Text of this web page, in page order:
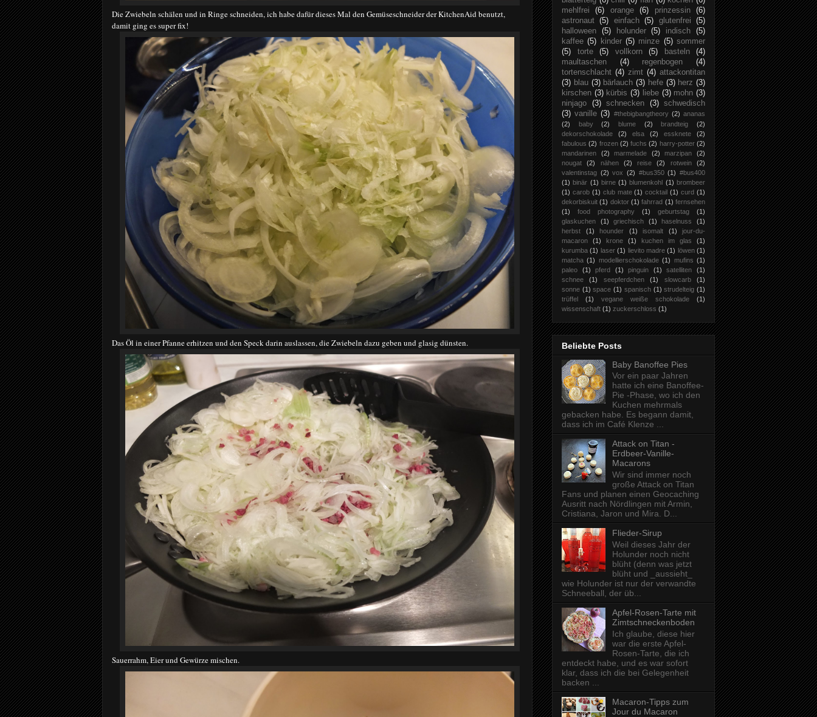
Die Zwiebeln schälen und in Ringe schneiden, ich habe dafür dieses Mal den Gemüseschneider der KitchenAid benutzt,
damit ging es super fix!
Das Öl in einer Pfanne erhitzen und den Speck darin auslassen, die Zwiebeln dazu geben und glasig dünsten.
Sauerrahm, Eier und Gewürze mischen.
mehlfrei
(6) orange (6) prinzessin
(6)
astronaut
(5) einfach (5) glutenfrei
(5)
halloween
(5) holunder (5) indisch
(5)
kaffee (5) kinder (5) minze (5) sommer
(5)
torte (5) vollkorn (5) basteln
(4)
maultaschen
(4) regenbogen
(4)
tortenschlacht (4) zimt (4) attackontitan
(3) blau (3) bärlauch (3) hefe (3) herz (3)
kirschen (3) kürbis (3) liebe (3) mohn (3)
ninjago
(3) schnecken (3)
schwedisch
(3) vanille (3) #thebigbangtheory (2) ananas
(2)
baby (2) blume (2) brandteig
(2)
dekorschokolade
(2) elsa (2) essknete
(2)
fabulous (2) frozen (2) fuchs (2) harry-potter (2)
mandarinen
(2) marmelade (2) marzipan
(2)
nougat
(2) nähen (2) reise (2) rotwein
(2)
valentinstag (2) vox (2) #bus350 (1) #bus400
(1) binär (1) birne (1) blumenkohl (1) brombeer
(1) carob (1) club mate (1) cocktail (1) curd (1)
dekorbiskuit (1) doktor (1) fahrrad (1) fernsehen
(1)
food photography (1) geburtstag
(1)
glaskuchen
(1) griechisch (1) haselnuss
(1)
herbst
(1) hounder (1) isomalt (1)
jour-du-
macaron
(1) krone (1) kuchen im glas
(1)
kurumba (1) laser (1) lievito madre (1) löwen (1)
matcha (1) modellierschokolade (1) mufins (1)
paleo
(1) pferd (1) pinguin (1) satelliten
(1)
schnee
(1) seepferdchen (1) slowcarb
(1)
sonne (1) space (1) spanisch (1) strudelteig (1)
trüffel
(1) vegane weiße schokolade
(1)
wissenschaft (1) zuckerschloss (1)
Beliebte Posts
Baby Banoffee Pies
Vor ein paar Jahren
hatte ich eine Banoffee-
Pie -Phase, wo ich den
Kuchen mehrmals
gebacken habe. Es begann damit,
dass ich im Café Klenze ...
Attack on Titan -
Erdbeer-Vanille-
Macarons
Wir sind immer noch
große Attack on Titan
Fans und planen einen Geocaching
Ausritt nach Nördlingen mit Armin,
Cristiana, Jaron und Mira. D...
Flieder-Sirup
Weil dieses Jahr der
Holunder noch nicht
blüht (denn was jetzt
blüht und _aussieht_
wie Holunder ist nur der verwandte
Schneeball, der üb...
Apfel-Rosen-Tarte mit
Zimtschneckenboden
Ich glaube, diese hier
war die erste Apfel-
Rosen-Tarte, die ich
entdeckt habe, und es war sofort
klar, dass ich die bei Gelegenheit
backen ...
Macaron-Tipps zum
Jour du Macaron